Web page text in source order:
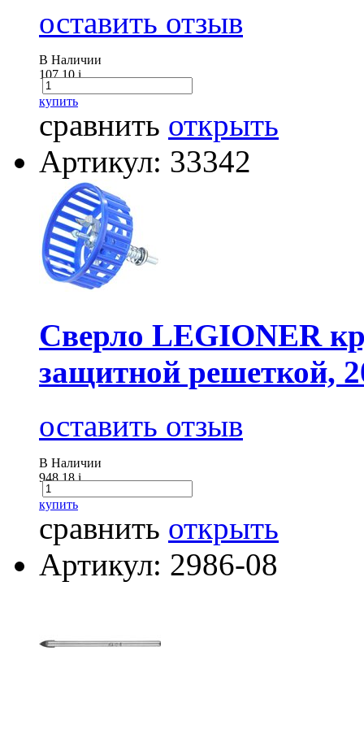
оставить отзыв
В Наличии
107.10i
купить
сравнить открыть
Артикул: 33342
Сверло LEGIONER
защитной решеткой,
оставить отзыв
В Наличии
948.18i
купить
сравнить открыть
Артикул: 2986-08